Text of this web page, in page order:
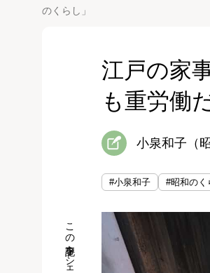
のくらし」
江戸の家
も重労働
小泉和子（
#小泉和子 #昭和のく
この記事をシェア